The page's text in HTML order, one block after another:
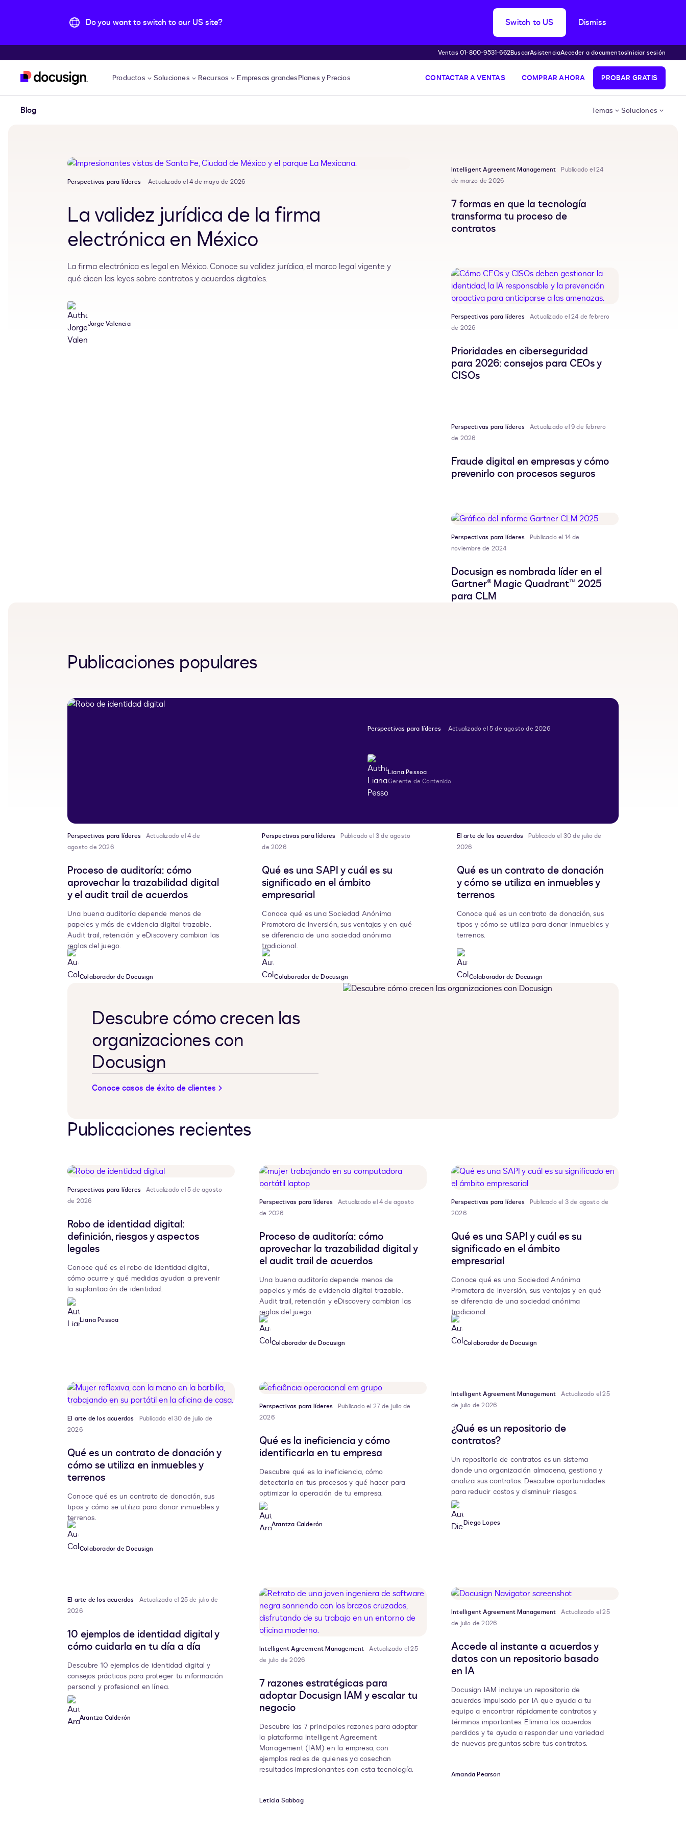
Do you want to switch to our US site? Switch to US Dismiss
Ventas 01-800-9531-662BuscarAsistenciaAcceder a documentosIniciar sesión
Productos Soluciones Recursos Empresas grandesPlanes y Precios CONTACTAR A VENTAS COMPRAR AHORA PROBAR GRATIS
Blog Temas Soluciones
Perspectivas para líderes Actualizado el 4 de mayo de 2026
La validez jurídica de la firma
electrónica en México
La firma electrónica es legal en México. Conoce su validez jurídica, el marco legal vigente y
qué dicen las leyes sobre contratos y acuerdos digitales.
Jorge Valencia
Intelligent Agreement Management
Publicado el 24
de marzo de 2026
7 formas en que la tecnología
transforma tu proceso de
contratos
Perspectivas para líderes
Actualizado el 24 de febrero
de 2026
Prioridades en ciberseguridad
para 2026: consejos para CEOs y
CISOs
Perspectivas para líderes
Actualizado el 9 de febrero
de 2026
Fraude digital en empresas y cómo
prevenirlo con procesos seguros
Perspectivas para líderes
Publicado el 14 de
noviembre de 2024
Docusign es nombrada líder en el
Gartner® Magic Quadrant™ 2025
para CLM
Publicaciones populares
Perspectivas para líderes Actualizado el 5 de agosto de 2026
Liana Pessoa
Gerente de Contenido
Perspectivas para líderes
Actualizado el 4 de
agosto de 2026
Proceso de auditoría: cómo
aprovechar la trazabilidad digital
y el audit trail de acuerdos
Una buena auditoría depende menos de
papeles y más de evidencia digital trazable.
Audit trail, retención y eDiscovery cambian las
reglas del juego.
Colaborador de Docusign
Perspectivas para líderes
Publicado el 3 de agosto
de 2026
Qué es una SAPI y cuál es su
significado en el ámbito
empresarial
Conoce qué es una Sociedad Anónima
Promotora de Inversión, sus ventajas y en qué
se diferencia de una sociedad anónima
tradicional.
Colaborador de Docusign
El arte de los acuerdos
Publicado el 30 de julio de
2026
Qué es un contrato de donación
y cómo se utiliza en inmuebles y
terrenos
Conoce qué es un contrato de donación, sus
tipos y cómo se utiliza para donar inmuebles y
terrenos.
Colaborador de Docusign
Descubre cómo crecen las
organizaciones con
Docusign
Conoce casos de éxito de clientes
Publicaciones recientes
Perspectivas para líderes
Actualizado el 5 de agosto
de 2026
Robo de identidad digital:
definición, riesgos y aspectos
legales
Conoce qué es el robo de identidad digital,
cómo ocurre y qué medidas ayudan a prevenir
la suplantación de identidad.
Liana Pessoa
Perspectivas para líderes
Actualizado el 4 de agosto
de 2026
Proceso de auditoría: cómo
aprovechar la trazabilidad digital y
el audit trail de acuerdos
Una buena auditoría depende menos de
papeles y más de evidencia digital trazable.
Audit trail, retención y eDiscovery cambian las
reglas del juego.
Colaborador de Docusign
Perspectivas para líderes
Publicado el 3 de agosto de
2026
Qué es una SAPI y cuál es su
significado en el ámbito
empresarial
Conoce qué es una Sociedad Anónima
Promotora de Inversión, sus ventajas y en qué
se diferencia de una sociedad anónima
tradicional.
Colaborador de Docusign
El arte de los acuerdos
Publicado el 30 de julio de
2026
Qué es un contrato de donación y
cómo se utiliza en inmuebles y
terrenos
Conoce qué es un contrato de donación, sus
tipos y cómo se utiliza para donar inmuebles y
terrenos.
Colaborador de Docusign
Perspectivas para líderes
Publicado el 27 de julio de
2026
Qué es la ineficiencia y cómo
identificarla en tu empresa
Descubre qué es la ineficiencia, cómo
detectarla en tus procesos y qué hacer para
optimizar la operación de tu empresa.
Arantza Calderón
Intelligent Agreement Management
Actualizado el 25
de julio de 2026
¿Qué es un repositorio de
contratos?
Un repositorio de contratos es un sistema
donde una organización almacena, gestiona y
analiza sus contratos. Descubre oportunidades
para reducir costos y disminuir riesgos.
Diego Lopes
El arte de los acuerdos
Actualizado el 25 de julio de
2026
10 ejemplos de identidad digital y
cómo cuidarla en tu día a día
Descubre 10 ejemplos de identidad digital y
consejos prácticos para proteger tu información
personal y profesional en línea.
Arantza Calderón
Intelligent Agreement Management
Actualizado el 25
de julio de 2026
7 razones estratégicas para
adoptar Docusign IAM y escalar tu
negocio
Descubre las 7 principales razones para adoptar
la plataforma Intelligent Agreement
Management (IAM) en la empresa, con
ejemplos reales de quienes ya cosechan
resultados impresionantes con esta tecnología.
Leticia Sabbag
Intelligent Agreement Management
Actualizado el 25
de julio de 2026
Accede al instante a acuerdos y
datos con un repositorio basado
en IA
Docusign IAM incluye un repositorio de
acuerdos impulsado por IA que ayuda a tu
equipo a encontrar rápidamente contratos y
términos importantes. Elimina los acuerdos
perdidos y te ayuda a responder una variedad
de nuevas preguntas sobre tus contratos.
Amanda Pearson